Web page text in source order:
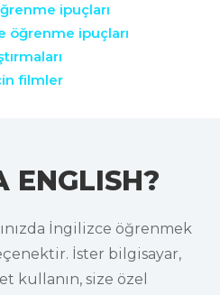
ipuçları
öğrenme ipuçları
filmler
ENGLISH?
İngilizce öğrenmek
İster bilgisayar,
kullanın, size özel